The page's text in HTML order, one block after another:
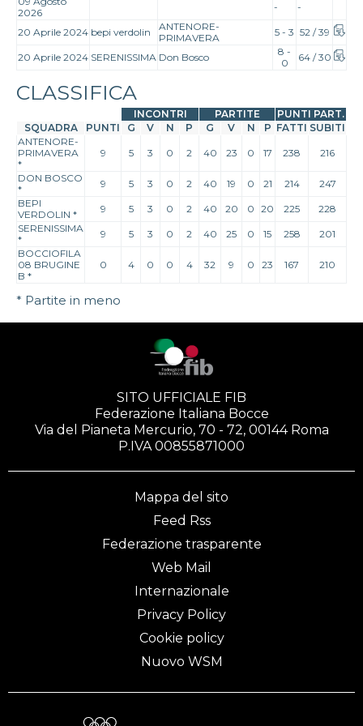
2026
- -
20 Aprile 2024 bepi verdolin
ANTENORE-
PRIMAVERA
5 - 3 52 / 39
20 Aprile 2024 SERENISSIMA Don Bosco
8 -
0
64 / 30
CLASSIFICA
INCONTRI PARTITE
PUNTI PART.
SQUADRA
PUNTI G V N P G V N P FATTI SUBITI
ANTENORE-
PRIMAVERA
*
9 5 3 0 2 40 23 0 17 238 216
DON BOSCO
*
9 5 3 0 2 40 19 0 21 214
247
BEPI
VERDOLIN * 9 5 3 0 2 40 20 0 20 225
228
SERENISSIMA
*
9 5 3 0 2 40 25 0 15 258
201
BOCCIOFILA
08 BRUGINE
B *
0 4 0 0 4 32 9 0 23 167 210
* Partite in meno
SITO UFFICIALE FIB
Federazione Italiana Bocce
Via del Pianeta Mercurio, 70 - 72, 00144 Roma
P.IVA 00855871000
Mappa del sito
Feed Rss
Federazione trasparente
Web Mail
Internazionale
Privacy Policy
Cookie policy
Nuovo WSM